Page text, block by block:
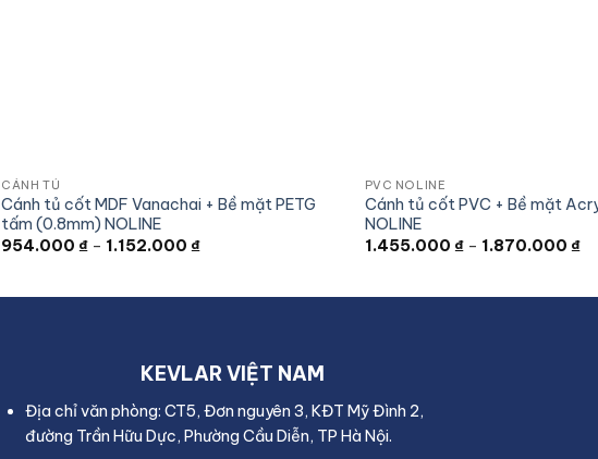
CÁNH TỦ
Cánh tủ cốt MDF Vanachai + Bề mặt PETG
tấm (0.8mm) NOLINE
954.000₫ – 1.152.000₫Khoảng
PVC NOLINE
Cánh tủ cốt PVC + Bề mặt
NOLINE
1.455.000 ₫ – 1.870.000 ₫
KEVLAR VIỆT NAM
Địa chỉ văn phòng: CT5, Đơn nguyên 3, KĐT Mỹ Đình 2,
đường Trần Hữu Dực, Phường Cầu Diễn, TP Hà Nội.